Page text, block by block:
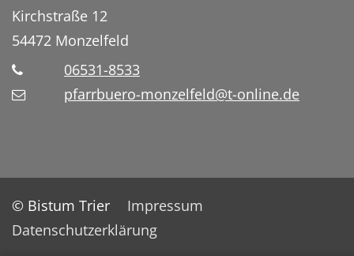
Kirchstraße 12
54472 Monzelfeld
06531-8533
pfarrbuero-monzelfeld@t-online.de
© Bistum Trier
Impressum
Datenschutzerklärung